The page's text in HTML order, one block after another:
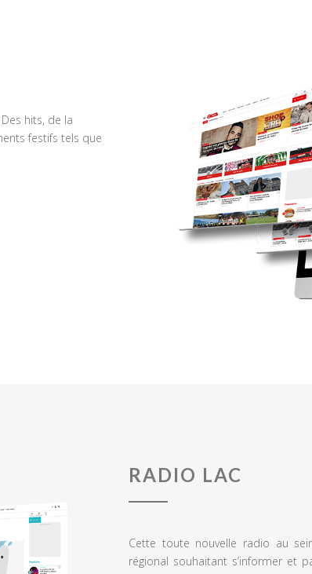
hits, de la
festifs tels que
RADIO LAC
Cette toute nouvelle radio au
régional souhaitant s’informer et